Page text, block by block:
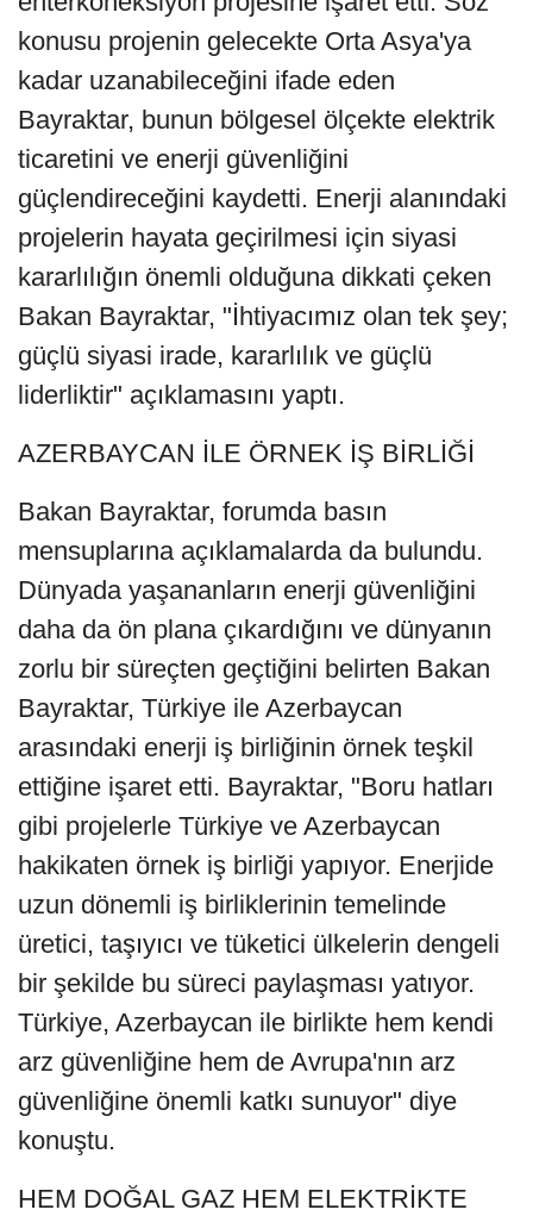
konusu projenin gelecekte Orta Asya'ya
kadar uzanabileceğini ifade eden
Bayraktar, bunun bölgesel ölçekte elektrik
ticaretini ve enerji güvenliğini
güçlendireceğini kaydetti. Enerji alanındaki
projelerin hayata geçirilmesi için siyasi
kararlılığın önemli olduğuna dikkati çeken
Bakan Bayraktar, "İhtiyacımız olan tek şey;
güçlü siyasi irade, kararlılık ve güçlü
liderliktir" açıklamasını yaptı.
AZERBAYCAN İLE ÖRNEK İŞ BİRLİĞİ
Bakan Bayraktar, forumda basın
mensuplarına açıklamalarda da bulundu.
Dünyada yaşananların enerji güvenliğini
daha da ön plana çıkardığını ve dünyanın
zorlu bir süreçten geçtiğini belirten Bakan
Bayraktar, Türkiye ile Azerbaycan
arasındaki enerji iş birliğinin örnek teşkil
ettiğine işaret etti. Bayraktar, "Boru hatları
gibi projelerle Türkiye ve Azerbaycan
hakikaten örnek iş birliği yapıyor. Enerjide
uzun dönemli iş birliklerinin temelinde
üretici, taşıyıcı ve tüketici ülkelerin dengeli
bir şekilde bu süreci paylaşması yatıyor.
Türkiye, Azerbaycan ile birlikte hem kendi
arz güvenliğine hem de Avrupa'nın arz
güvenliğine önemli katkı sunuyor" diye
konuştu.
HEM DOĞAL GAZ HEM ELEKTRİKTE